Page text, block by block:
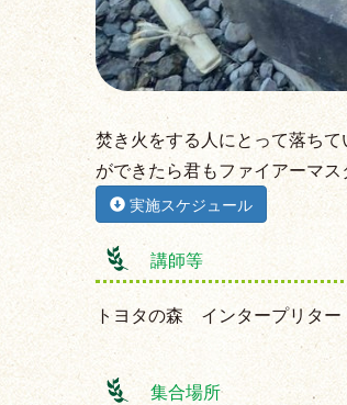
焚き火をする人にとって落ち
ができたら君もファイアーマス
実施スケジュール
講師等
トヨタの森 インタープリター
集合場所